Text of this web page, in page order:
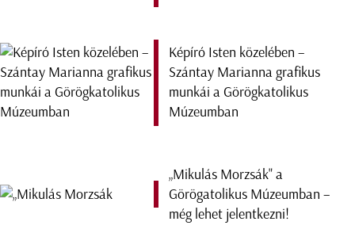
Képíró Isten közelében –
Szántay Marianna grafikus
munkái a Görögkatolikus
Múzeumban
„Mikulás Morzsák" a
Görögatolikus Múzeumban –
még lehet jelentkezni!